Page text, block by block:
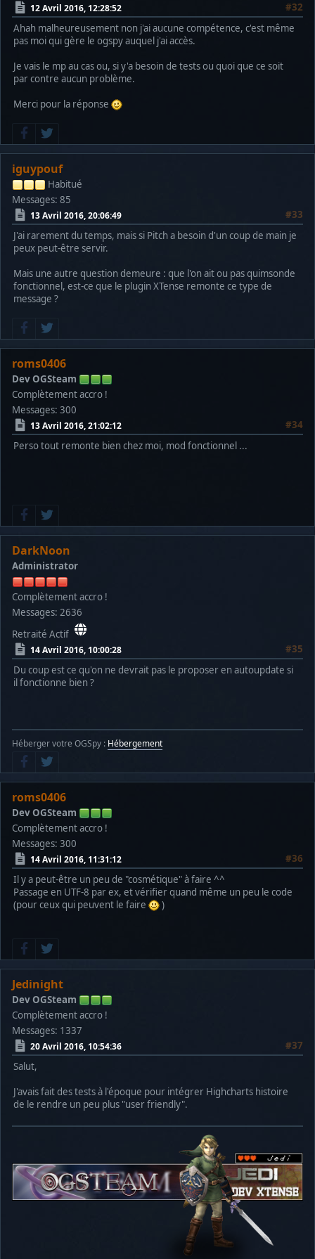
12 Avril 2016, 12:28:52
#32
Ahah malheureusement non j'ai aucune compétence, c'est même
pas moi qui gère le ogspy auquel j'ai accès.
Je vais le mp au cas ou, si y'a besoin de tests ou quoi que ce soit
par contre aucun problème.
Merci pour la réponse
iguypouf
Habitué
Messages: 85
13 Avril 2016, 20:06:49
#33
J'ai rarement du temps, mais si Pitch a besoin d'un coup de main je
peux peut-être servir.
Mais une autre question demeure : que l'on ait ou pas quimsonde
fonctionnel, est-ce que le plugin XTense remonte ce type de
message ?
roms0406
Dev OGSteam
Complètement accro !
Messages: 300
13 Avril 2016, 21:02:12
#34
Perso tout remonte bien chez moi, mod fonctionnel ...
DarkNoon
Administrator
Complètement accro !
Messages: 2636
Retraité Actif
14 Avril 2016, 10:00:28
#35
Du coup est ce qu'on ne devrait pas le proposer en autoupdate si
il fonctionne bien ?
Héberger votre OGSpy : Hébergement
roms0406
Dev OGSteam
Complètement accro !
Messages: 300
14 Avril 2016, 11:31:12
#36
Il y a peut-être un peu de "cosmétique" à faire ^^
Passage en UTF-8 par ex, et vérifier quand même un peu le code
(pour ceux qui peuvent le faire
)
Jedinight
Dev OGSteam
Complètement accro !
Messages: 1337
20 Avril 2016, 10:54:36
#37
Salut,
J'avais fait des tests à l'époque pour intégrer Highcharts histoire
de le rendre un peu plus "user friendly".